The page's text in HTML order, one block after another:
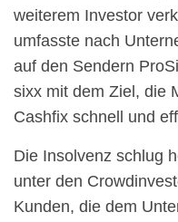
weiterem Investor
umfasste nach
auf den Sendern
sixx mit dem Ziel, die
Cashfix schnell und
Die Insolvenz schlug
unter den
Kunden, die dem